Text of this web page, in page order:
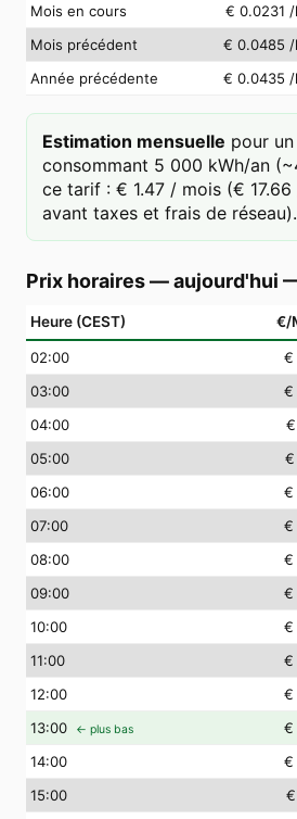
Mois en cours
€ 0.0231 /
Mois précédent
€ 0.0485 /
Année précédente
€ 0.0435 /
Estimation mensuelle pour
consommant 5 000 kWh/an
ce tarif : € 1.47 / mois (€
avant taxes et frais de réseau).
Prix horaires — aujourd'hui
Heure (CEST) €/
02:00 €
03:00 €
04:00 €
05:00 €
06:00 €
07:00 €
08:00 €
09:00 €
10:00 €
11:00 €
12:00 €
13:00 ← plus bas €
14:00 €
15:00 €